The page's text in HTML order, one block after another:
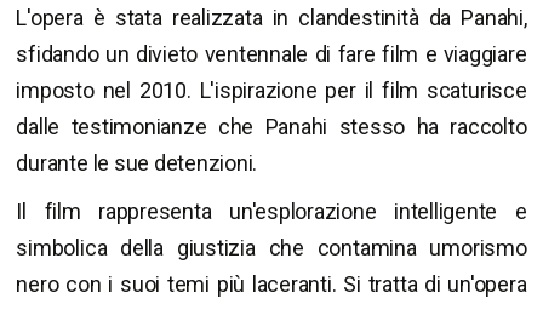
L'opera è stata realizzata in clandestinità da Panahi,
sfidando un divieto ventennale di fare film e viaggiare
imposto nel 2010. L'ispirazione per il film scaturisce
dalle testimonianze che Panahi stesso ha raccolto
durante le sue detenzioni.
Il film rappresenta un'esplorazione intelligente e
simbolica della giustizia che contamina umorismo
nero con i suoi temi più laceranti. Si tratta di un'opera